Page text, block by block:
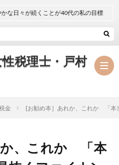
税理士・戸村
ロ
事
日々が続くことが40代の私の目標
金 [お勧め本］あれか、これか 「本
、これか 「本